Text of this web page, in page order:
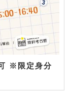
※限定身分